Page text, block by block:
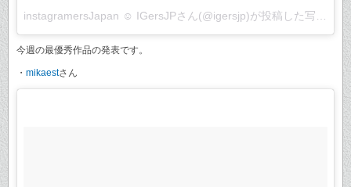
今週の最優秀作品の発表です。
・ mikaestさん